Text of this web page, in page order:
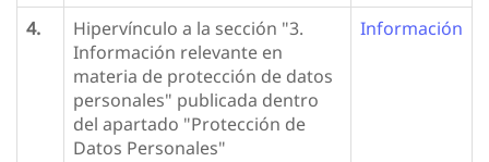
4.
Hipervínculo a la sección "3.
Información relevante en
materia de protección de datos
personales" publicada dentro
del apartado "Protección de
Datos Personales"
Información